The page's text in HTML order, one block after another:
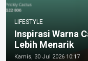
LIFESTYLE
Inspirasi Warna
Lebih Menarik
Kamis, 30 Jul 2026 10:17